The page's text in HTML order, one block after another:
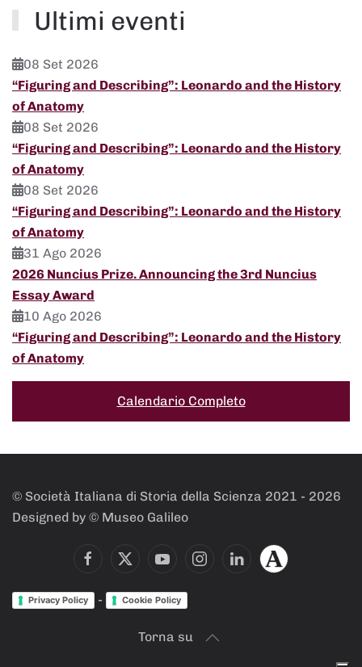
Ultimi eventi
08 Set 2026
“Figuring and Describing”: Leonardo and the History
of Anatomy
08 Set 2026
“Figuring and Describing”: Leonardo and the History
of Anatomy
08 Set 2026
“Figuring and Describing”: Leonardo and the History
of Anatomy
31 Ago 2026
2026 Nuncius Prize. Announcing the 3rd Nuncius
Essay Award
10 Ago 2026
“Figuring and Describing”: Leonardo and the History
of Anatomy
Calendario Completo
© Società Italiana di Storia della Scienza 2021 - 2026
Designed by © Museo Galileo
Privacy Policy - Cookie Policy
Torna su